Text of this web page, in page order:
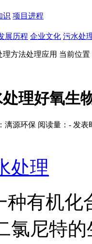
识 项目进程
展历程 企业文化 污水处
当前位置
理好氧生
漓源环保 阅读量： - 发表
处理
种有机化
氯尼特